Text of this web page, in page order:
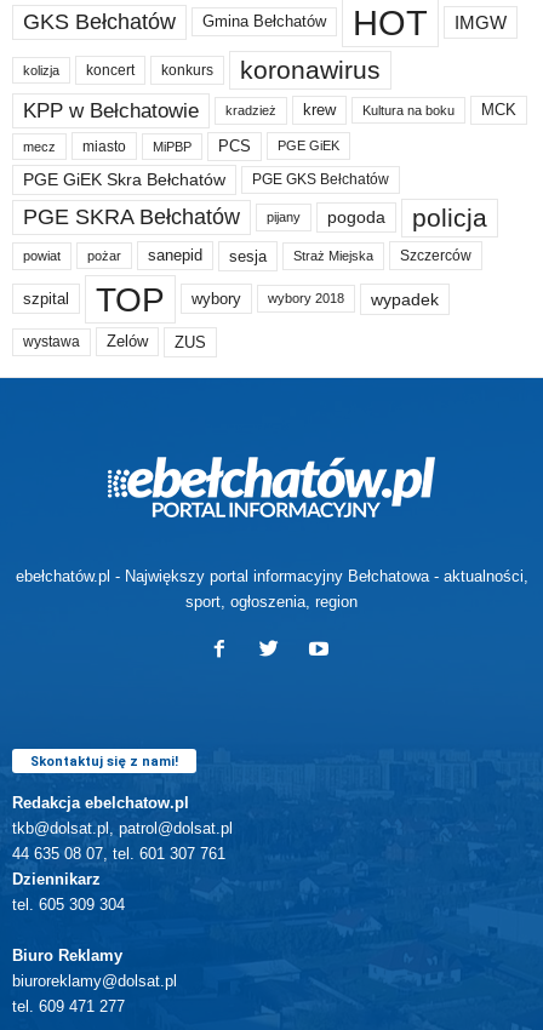
GKS Bełchatów Gmina Bełchatów HOT IMGW
kolizja koncert konkurs koronawirus
KPP w Bełchatowie kradzież krew Kultura na boku MCK
mecz miasto MiPBP PCS PGE GiEK
PGE GiEK Skra Bełchatów PGE GKS Bełchatów
PGE SKRA Bełchatów pijany pogoda policja
powiat pożar sanepid sesja Straż Miejska Szczerców
szpital TOP wybory wybory 2018 wypadek
wystawa Zelów ZUS
ebełchatów.pl - Największy portal informacyjny Bełchatowa - aktualności,
sport, ogłoszenia, region
Skontaktuj się z nami!
Redakcja ebelchatow.pl
tkb@dolsat.pl, patrol@dolsat.pl
44 635 08 07, tel. 601 307 761
Dziennikarz
tel. 605 309 304
Biuro Reklamy
biuroreklamy@dolsat.pl
tel. 609 471 277